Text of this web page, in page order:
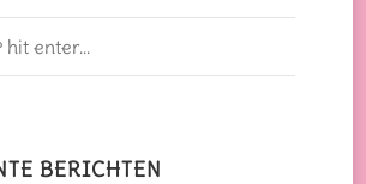
BERICHTEN